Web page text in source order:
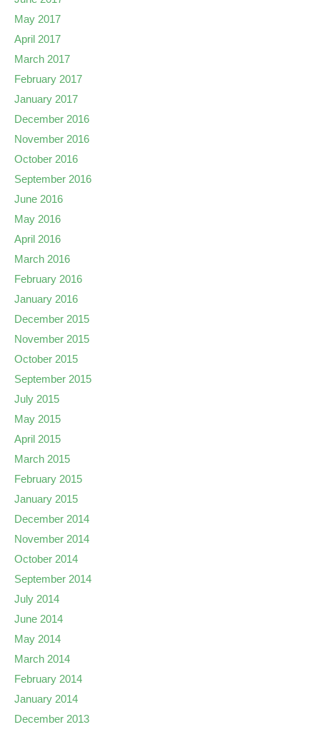
May 2017
April 2017
March 2017
February 2017
January 2017
December 2016
November 2016
October 2016
September 2016
June 2016
May 2016
April 2016
March 2016
February 2016
January 2016
December 2015
November 2015
October 2015
September 2015
July 2015
May 2015
April 2015
March 2015
February 2015
January 2015
December 2014
November 2014
October 2014
September 2014
July 2014
June 2014
May 2014
March 2014
February 2014
January 2014
December 2013